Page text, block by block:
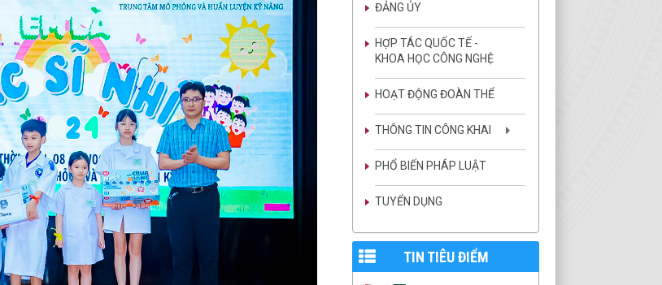
ĐẢNG ỦY
HỢP TÁC QUỐC TẾ -
KHOA HỌC CÔNG NGHỆ
HOẠT ĐỘNG ĐOÀN THỂ
THÔNG TIN CÔNG KHAI
PHỔ BIẾN PHÁP LUẬT
TUYỂN DỤNG
TIN TIÊU ĐIỂM